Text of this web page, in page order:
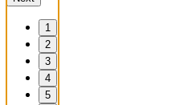
1
2
3
4
5